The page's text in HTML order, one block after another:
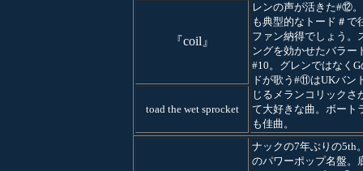
レンの声が活きた#⑫
も典型的なトード＃で
ファン納得でしょう。
ングを効かせたバラー
#10。グレンではなく
ドが歌う#⑪はUKバン
じるメランコリックさ
て大好きな曲。ボート
も佳曲。
『coil』
toad the wet sprocket
ナックの7年ぶりの5th
のパワーポップ名盤。